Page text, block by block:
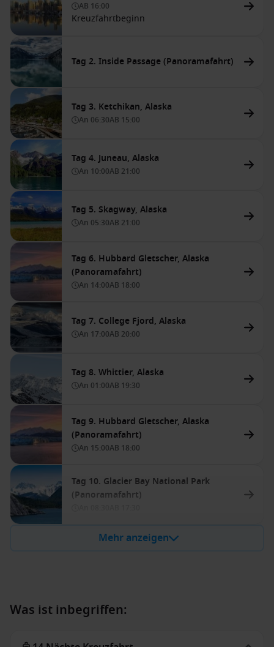
AB 16:00
Kreuzfahrtbeginn
Tag 2. Inside Passage (Panoramafahrt)
Tag 3. Ketchikan, Alaska
An 06:30AB 15:00
Tag 4. Juneau, Alaska
An 10:00AB 21:00
Tag 5. Skagway, Alaska
An 05:30AB 21:00
Tag 6. Hubbard Gletscher, Alaska
(Panoramafahrt)
An 14:00AB 18:00
Tag 7. College Fjord, Alaska
An 17:00AB 20:00
Tag 8. Whittier, Alaska
An 01:00AB 19:30
Tag 9. Hubbard Gletscher, Alaska
(Panoramafahrt)
An 15:00AB 18:00
Tag 10. Glacier Bay National Park
(Panoramafahrt)
Mehr anzeigen
Was ist inbegriffen: